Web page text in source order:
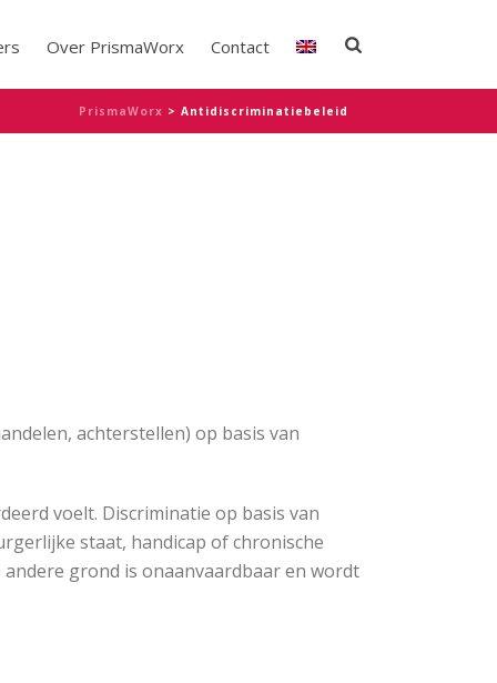
Over PrismaWorx Contact
PrismaWorx > Antidiscriminatiebeleid
achterstellen) op basis van
voelt. Discriminatie op basis van
staat, handicap of chronische
grond is onaanvaardbaar en wordt